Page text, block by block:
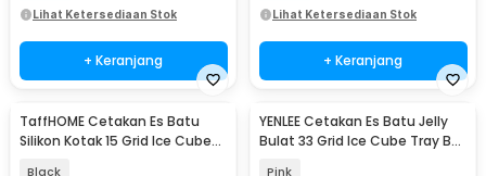
Lihat Ketersediaan Stok
+ Keranjang
Lihat Ketersediaan Stok
+ Keranjang
TaffHOME Cetakan Es Batu
Silikon Kotak 15 Grid Ice Cube
Black
YENLEE Cetakan Es Batu Jelly
Bulat 33 Grid Ice Cube Tray BPA
Pink